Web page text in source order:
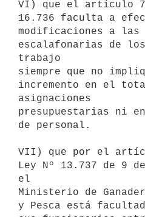
VI) que el artículo
16.736 faculta a
modificaciones a las
escalafonarias de
trabajo
siempre que no
incremento en el
asignaciones
presupuestarias ni
de personal.
VII) que por el
Ley Nº 13.737 de 9
el
Ministerio de
y Pesca está